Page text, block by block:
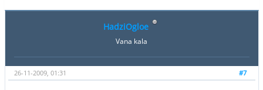
HadziOgloe
Vana kala
#7
26-11-2009, 01:31